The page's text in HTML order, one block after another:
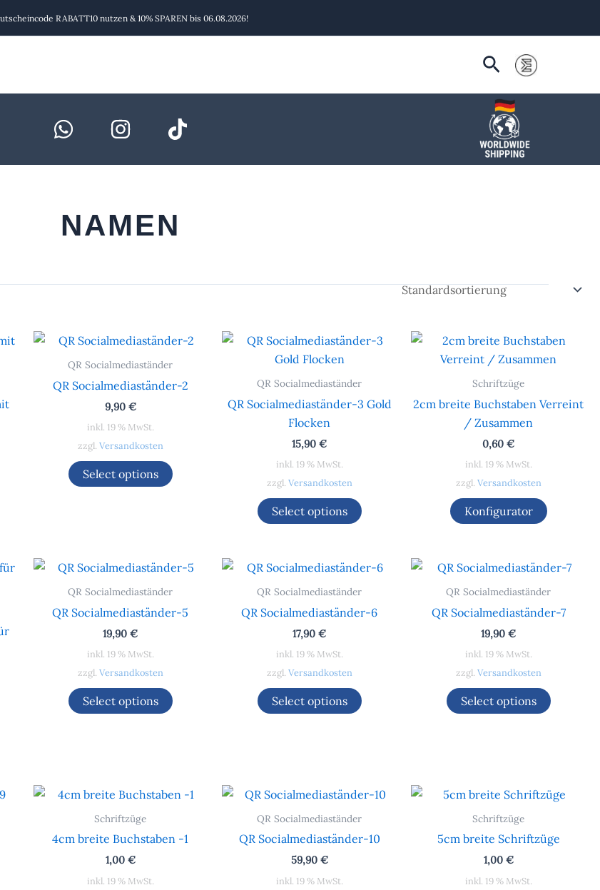
RABATT10 nutzen & 10% SPAREN bis 06.08.2026!
Suchen
NAMEN
QR Socialmediaständer
QR Socialmediaständer-2
9,90 €
inkl. 19 % MwSt.
zzgl. Versandkosten
Select options
QR Socialmediaständer
QR Socialmediaständer-3 Gold
Flocken
15,90€
inkl. 19 % MwSt.
zzgl. Versandkosten
Select options
Schriftzüge
2cm breite Buchstaben Verreint
/ Zusammen
0,60€
inkl. 19 % MwSt.
zzgl. Versandkosten
Konfigurator
QR Socialmediaständer
QR Socialmediaständer-5
19,90€
inkl. 19 % MwSt.
zzgl. Versandkosten
Select options
QR Socialmediaständer
QR Socialmediaständer-6
17,90€
inkl. 19 % MwSt.
zzgl. Versandkosten
Select options
QR Socialmediaständer
QR Socialmediaständer-7
19,90€
inkl. 19 % MwSt.
zzgl. Versandkosten
Select options
Schriftzüge
4cm breite Buchstaben -1
1,00 €
inkl. 19 % MwSt.
QR Socialmediaständer
QR Socialmediaständer-10
59,90 €
inkl. 19 % MwSt.
Schriftzüge
5cm breite Schriftzüge
1,00 €
inkl. 19 % MwSt.